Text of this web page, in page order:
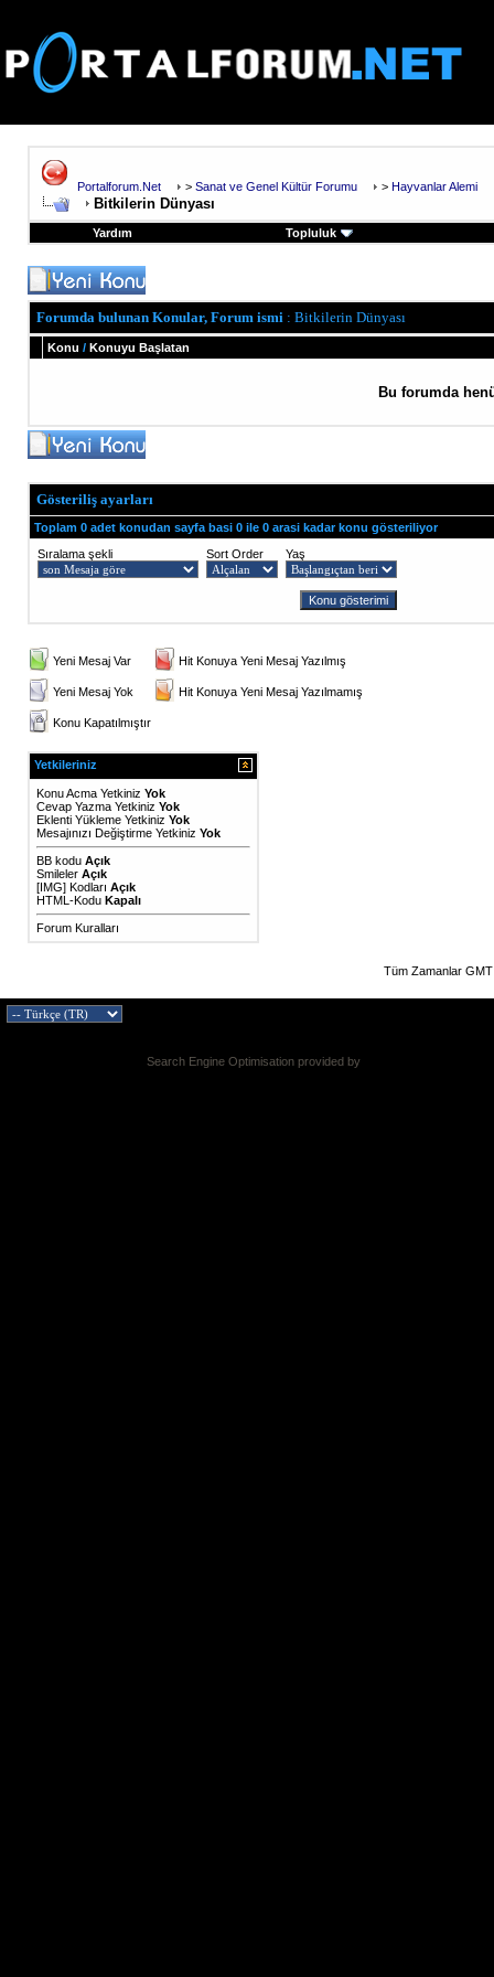
Portalforum.Net > Sanat ve Genel Kültür Forumu > Hayvanlar Alemi
Bitkilerin Dünyası
Yardım Topluluk
Forumda bulunan Konular, Forum ismi : Bitkilerin Dünyası
Konu / Konuyu Başlatan
Bu forumda
Gösteriliş ayarları
Toplam 0 adet konudan sayfa basi 0 ile 0 arasi kadar konu gösteriliyor
Sıralama şekli
Sort Order Yaş
Yeni Mesaj Var Hit Konuya Yeni Mesaj Yazılmış
Yeni Mesaj Yok Hit Konuya Yeni Mesaj Yazılmamış
Konu Kapatılmıştır
Yetkileriniz
Konu Acma Yetkiniz Yok
Cevap Yazma Yetkiniz Yok
Eklenti Yükleme Yetkiniz Yok
Mesajınızı Değiştirme Yetkiniz Yok
BB kodu Açık
Smileler Açık
[IMG] Kodları Açık
HTML-Kodu Kapalı
Forum Kuralları
Tüm Zamanlar
Search Engine Optimisation provided by